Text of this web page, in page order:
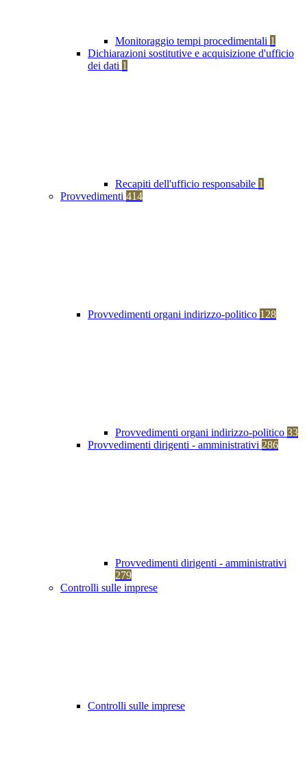
Monitoraggio tempi procedimentali 1
Dichiarazioni sostitutive e acquisizione d'ufficio
dei dati 1
Recapiti dell'ufficio responsabile 1
Provvedimenti 414
Provvedimenti organi indirizzo-politico 128
Provvedimenti organi indirizzo-politico 33
Provvedimenti dirigenti - amministrativi 286
Provvedimenti dirigenti - amministrativi
279
Controlli sulle imprese
Controlli sulle imprese